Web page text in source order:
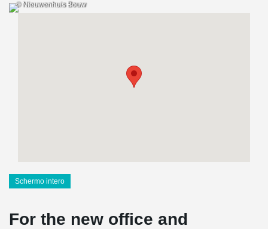
© Nieuwenhuis Bouw
Schermo intero
For the new office and